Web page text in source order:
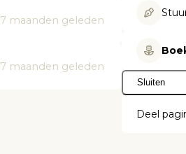
7 maanden geleden
7 maanden geleden
Sluiten
Deel